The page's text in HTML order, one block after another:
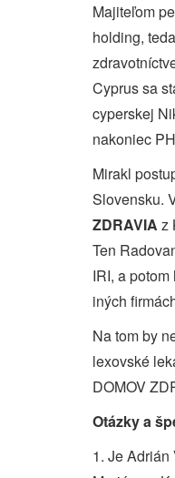
Majiteľom
holding,
Cyprus sa
cyperskej
nakoniec
Mirakl
Slovensku.
ZDRAVIA z
Ten
IRI, a
iných
Na tom by
lexovské
DOMOV
Otázky a
1. Je